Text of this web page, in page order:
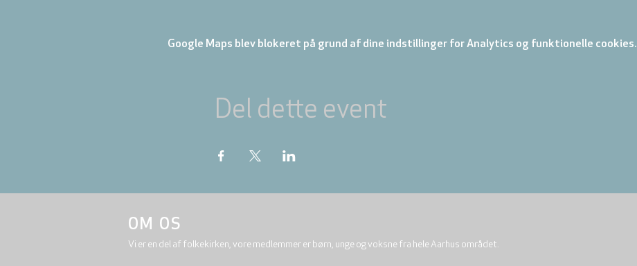
Google Maps blev blokeret på grund af dine indstillinger for Analytics og funktionelle cookies.
Del dette event
OM OS
Vi er en del af folkekirken, vore medlemmer er børn, unge og voksne fra hele Aarhus området.